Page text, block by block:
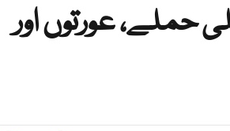
حملے، عورتوں اور